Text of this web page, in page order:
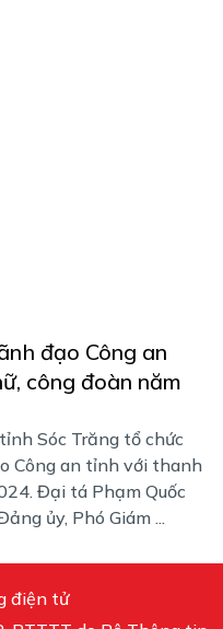
đạo Công an
công đoàn năm
Sóc Trăng tổ chức
Công an tỉnh với thanh
Đại tá Phạm Quốc
ủy, Phó Giám ...
điện tử